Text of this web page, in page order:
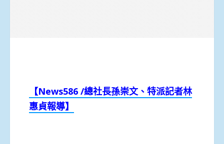
【News586 /總社長孫崇文、特派記者林
惠貞報導】